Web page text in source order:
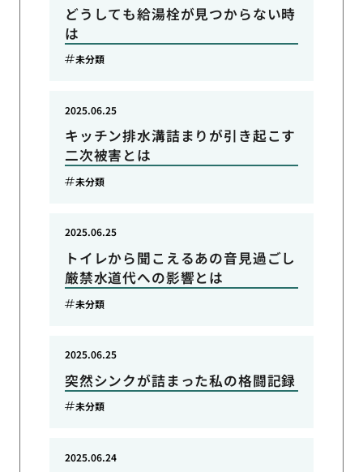
どうしても給湯栓が見つからない時
は
未分類
キッチン排水溝詰まりが引き起こす
二次被害とは
2025.06.25
未分類
トイレから聞こえるあの音見過ごし
厳禁水道代への影響とは
2025.06.25
未分類
突然シンクが詰まった私の格闘記録
2025.06.25
未分類
2025.06.24